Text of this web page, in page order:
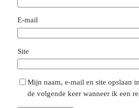
E-mail
Site
Mijn naam, e-mail en site opslaan
de volgende keer wanneer ik een